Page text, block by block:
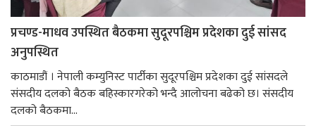
प्रचण्ड-माधव उपस्थित बैठकमा सुदूरपश्चिम प्रदेशका दुई सांसद
अनुपस्थित
काठमाडौं । नेपाली कम्युनिस्ट पार्टीका सुदूरपश्चिम प्रदेशका दुई सांसदले
संसदीय दलको बैठक बहिस्कारगरेको भन्दै आलोचना बढेको छ। स‌ंसदीय
दलको बैठकमा...